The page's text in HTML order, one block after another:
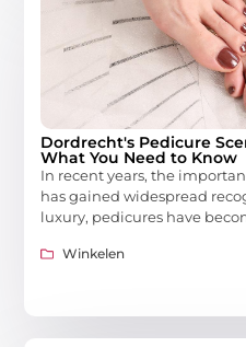
Dordrecht's Pedicure
What You Need to Know
In recent years, the
has gained widespread
luxury, pedicures have
Winkelen